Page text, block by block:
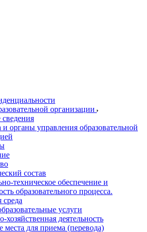
организации
и органы управления образовательной
состав
техническое обеспечение и
образовательного процесса.
среда
услуги
хозяйственная деятельность
места для приема (перевода)